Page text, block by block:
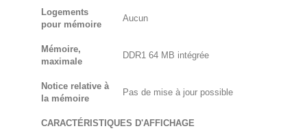
Logements
pour mémoire
Aucun
Mémoire,
maximale
DDR1 64 MB intégrée
Notice relative à
la mémoire
Pas de mise à jour possible
CARACTÉRISTIQUES D'AFFICHAGE